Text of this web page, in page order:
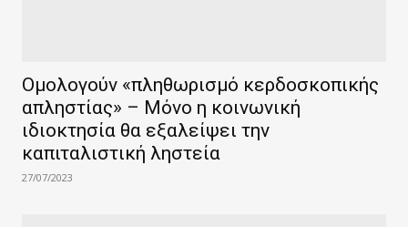
Ομολογούν «πληθωρισμό κερδοσκοπικής
απληστίας» – Μόνο η κοινωνική
ιδιοκτησία θα εξαλείψει την
καπιταλιστική ληστεία
27/07/2023